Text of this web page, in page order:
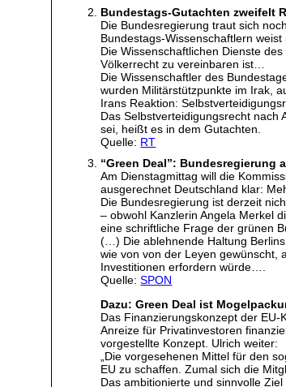
Bundestags-Gutachten zweifelt
Die Bundesregierung traut sich
Bundestags-Wissenschaftlern
Die Wissenschaftlichen Dienste
Völkerrecht zu vereinbaren ist…
Die Wissenschaftler des
wurden Militärstützpunkte im Irak,
Irans Reaktion:
Das Selbstverteidigungsrecht nach
sei, heißt es in dem Gutachten.
Quelle: RT
“Green Deal”: Bundesregierung
Am Dienstagmittag will die
ausgerechnet Deutschland klar:
Die Bundesregierung ist derzeit
– obwohl Kanzlerin Angela Merkel
eine schriftliche Frage der grünen
(…) Die ablehnende Haltung
wie von von der Leyen gewünscht,
Investitionen erfordern würde….
Quelle:SPON
Dazu: Green Deal ist
Das Finanzierungskonzept der EU-
Anreize für Privatinvestoren
vorgestellte Konzept. Ulrich weiter:
„Die vorgesehenen Mittel für den
EU zu schaffen. Zumal sich die
Das ambitionierte und sinnvolle